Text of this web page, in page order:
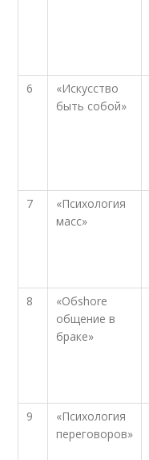
6
«Искусство
быть собой»
7
«Психология
масс»
8
«Обshore
общение в
браке»
9
«Психология
переговоров»